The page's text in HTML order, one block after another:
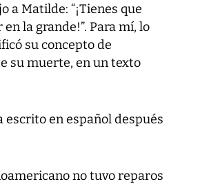
a Matilde: “¡Tienes que
la grande!”. Para mí, lo
su concepto de
su muerte, en un texto
escrito en español después
no tuvo reparos